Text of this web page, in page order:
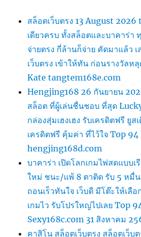
สล็อตเว็บตรง 13 August 2026
เดียวครบ ทั้งสล็อตและบาคาร่า
จ่ายตรง กี่ล้านก็จ่าย คัดมาแล้ว
เว็บตรง เข้าให้ทัน ก่อนรางวัลห
Kate tangtem168e.com
Hengjing168 26 กันยายน
สล็อต ที่ผู้เล่นชื่นชอบ ที่สุด
กล่องสุ่มเฮงเฮง รับเครดิตฟรี ยูส
เครดิตฟรี คุ้มค่า ที่ไว้ใจ Top
hengjing168d.com
บาคาร่า เปิดโลกเกมไพ่สดแบบ
ใหม่ ชนะ/แพ้ 8 ตาติด รับ 5 หมื่
ถอนเร็วทันใจ เว็บดี มีโต๊ะให้เลือ
เกมไว รับโปรใหญ่ไปเลย Top
Sexy168c.com 31 สิงหาคม
คาสิโน สล็อตเว็บตรง สล็อตเว็บ